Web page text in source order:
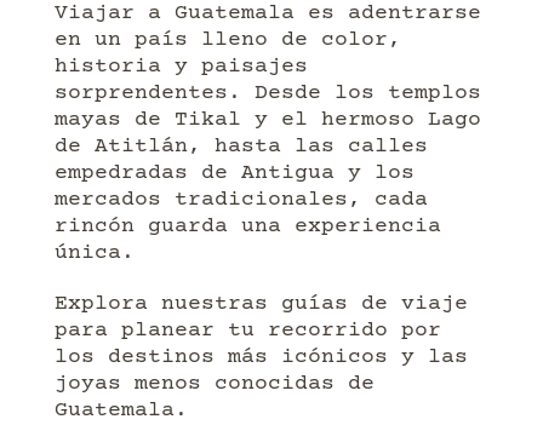
Viajar a Guatemala es adentrarse
en un país lleno de color,
historia y paisajes
sorprendentes. Desde los templos
mayas de Tikal y el hermoso Lago
de Atitlán, hasta las calles
empedradas de Antigua y los
mercados tradicionales, cada
rincón guarda una experiencia
única.
Explora nuestras guías de viaje
para planear tu recorrido por
los destinos más icónicos y las
joyas menos conocidas de
Guatemala.